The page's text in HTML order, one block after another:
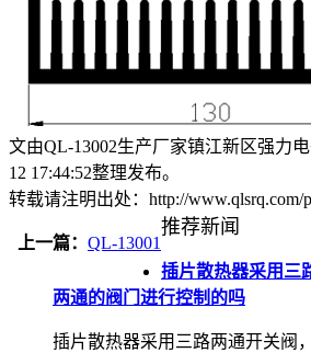
文由QL-13002生产厂家镇江新区强力
12 17:44:52整理发布。
转载请注明出处：http://www.qlsrq.com/
上一篇： QL-13001
推荐新闻
插片散热器采用三
两通的阀门进行控制的吗
插片散热器采用三路两通开关阀